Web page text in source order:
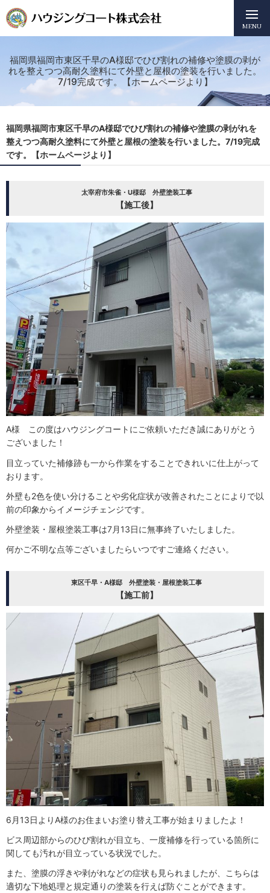
MENU
福岡県福岡市東区千早のA様邸でひび割れの補修や塗膜の剥が
れを整えつつ高耐久塗料にて外壁と屋根の塗装を行いました。
7/19完成です。【ホームページより】
福岡県福岡市東区千早のA様邸でひび割れの補修や塗膜の剥がれを
整えつつ高耐久塗料にて外壁と屋根の塗装を行いました。7/19完成
です。【ホームページより】
太宰府市朱雀・U様邸 外壁塗装工事
【施工後】
A様 この度はハウジングコートにご依頼いただき誠にありがとう
ございました！
目立っていた補修跡も一から作業をすることできれいに仕上がって
おります。
外壁も2色を使い分けることや劣化症状が改善されたことによりで以
前の印象からイメージチェンジです。
外壁塗装・屋根塗装工事は7月13日に無事終了いたしました。
何かご不明な点等ございましたらいつですご連絡ください。
東区千早・A様邸 外壁塗装・屋根塗装工事
【施工前】
6月13日よりA様のお住まいお塗り替え工事が始まりましたよ！
ビス周辺部からのひび割れが目立ち、一度補修を行っている箇所に
関しても汚れが目立っている状況でした。
また、塗膜の浮きや剥がれなどの症状も見られましたが、こちらは
適切な下地処理と規定通りの塗装を行えば防ぐことができます。